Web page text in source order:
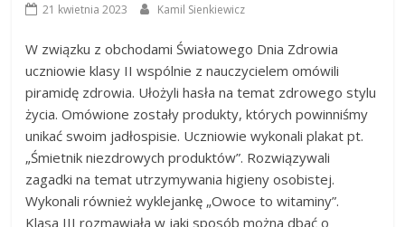
21 kwietnia 2023 Kamil Sienkiewicz
W związku z obchodami Światowego Dnia Zdrowia
uczniowie klasy II wspólnie z nauczycielem omówili
piramidę zdrowia. Ułożyli hasła na temat zdrowego stylu
życia. Omówione zostały produkty, których powinniśmy
unikać swoim jadłospisie. Uczniowie wykonali plakat pt.
„Śmietnik niezdrowych produktów”. Rozwiązywali
zagadki na temat utrzymywania higieny osobistej.
Wykonali również wyklejankę „Owoce to witaminy”.
Klasa III rozmawiała w jaki sposób można dbać o